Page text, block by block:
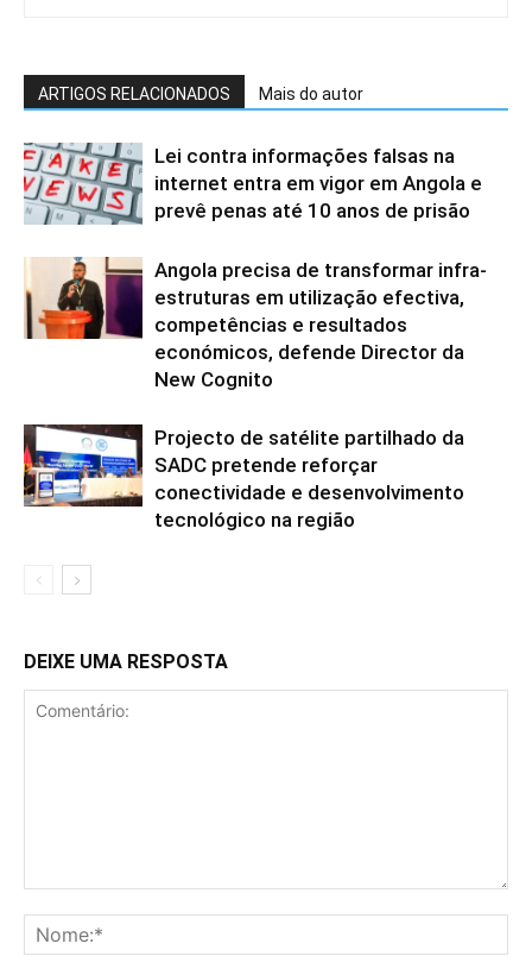
ARTIGOS RELACIONADOS Mais do autor
Lei contra informações falsas na
internet entra em vigor em Angola e
prevê penas até 10 anos de prisão
Angola precisa de transformar infra-
estruturas em utilização efectiva,
competências e resultados
económicos, defende Director da
New Cognito
Projecto de satélite partilhado da
SADC pretende reforçar
conectividade e desenvolvimento
tecnológico na região
DEIXE UMA RESPOSTA